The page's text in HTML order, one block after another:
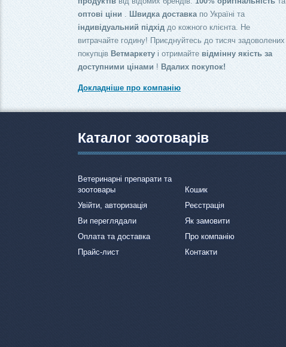
оптові ціни. Швидка доставкапо Україні та
індивідуальний підхід до кожного клієнта. Не
витрачайте годину! Приєднуйтесь до тисяч задоволених
покупців Ветмаркетуі отримайте відмінну якість за
доступними цінами ! Вдалих покупок!
Докладніше про компанію
Каталог зоотоварів
Ветеринарні препарати та
зоотовары
Кошик
Увійти, авторизація
Реєстрація
Ви переглядали
Як замовити
Оплата та доставка
Про компанію
Прайс-лист
Контакти